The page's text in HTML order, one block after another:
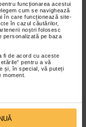
funcționarea acestui
cum se navighează
în care funcționează site-
în cazul căutărilor,
noștri folosesc
personalizată pe baza
fi de acord cu aceste
pentru a vă
și, în special, vă puteți
sănătatea